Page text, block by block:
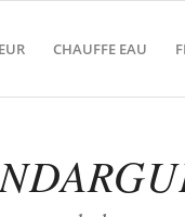
CHAUFFE EAU